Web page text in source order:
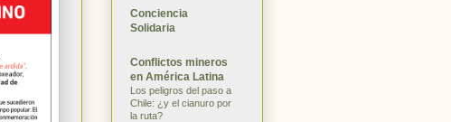
Conciencia
Solidaria
Conflictos mineros
en América Latina
Los peligros del paso a
Chile: ¿y el cianuro por
la ruta?